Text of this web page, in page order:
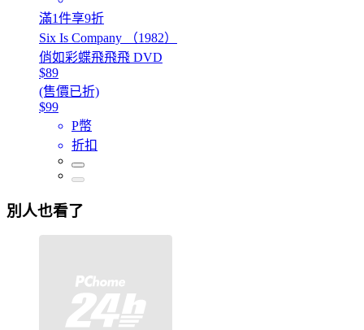
滿1件享9折
Six Is Company （1982）
俏如彩蝶飛飛飛 DVD
$89
(售價已折)
$99
P幣
折扣
別人也看了